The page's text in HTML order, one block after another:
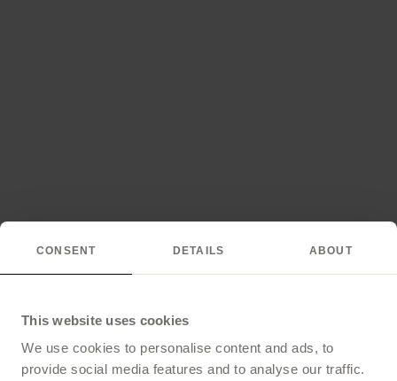
CONSENT DETAILS ABOUT
This website uses cookies
We use cookies to personalise content and ads, to
provide social media features and to analyse our traffic.